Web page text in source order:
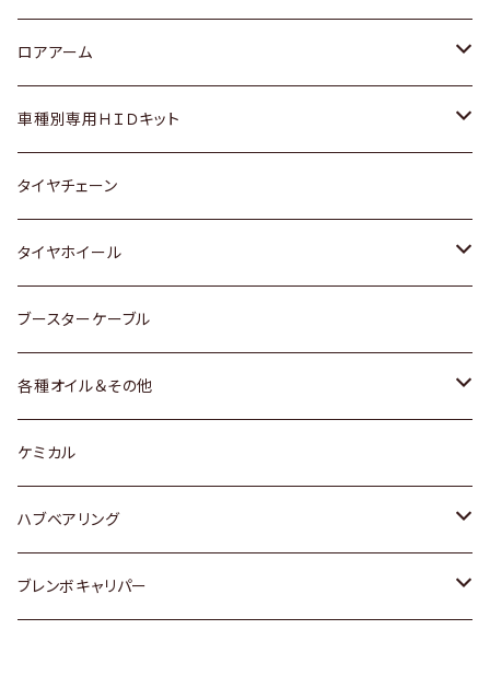
ダイハツ
マツダ
三菱
スバル
レクサス
日産
ダイハツ
マツダ
三菱
スバル
スズキ
日産
いすゞ
ダイハツ
マツダ
三菱
スバル
ホンダ
スズキ
日産
ダイハツ
スバル
トヨタ
ホンダ
スズキ
日産
ダイハツ
マツダ
ロアアーム
ホンダ
スズキ
日産
ダイハツ
マツダ
スバル
車種別専用ＨＩＤキット
トヨタ
マツダ
タイヤチェーン
タイヤホイール
トヨタ
ホンダ
スズキ
日産
ダイハツ
ブースターケーブル
各種オイル＆その他
ディーデル洗浄添加剤
ケミカル
ハブベアリング
トヨタ
ブレンボキャリパー